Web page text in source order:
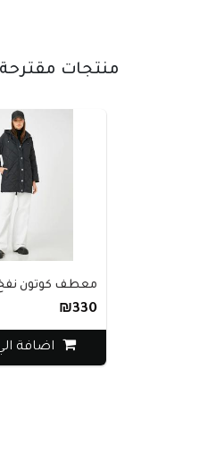
منتجات مقترحة
معطف كوتون
₪330
اضافة